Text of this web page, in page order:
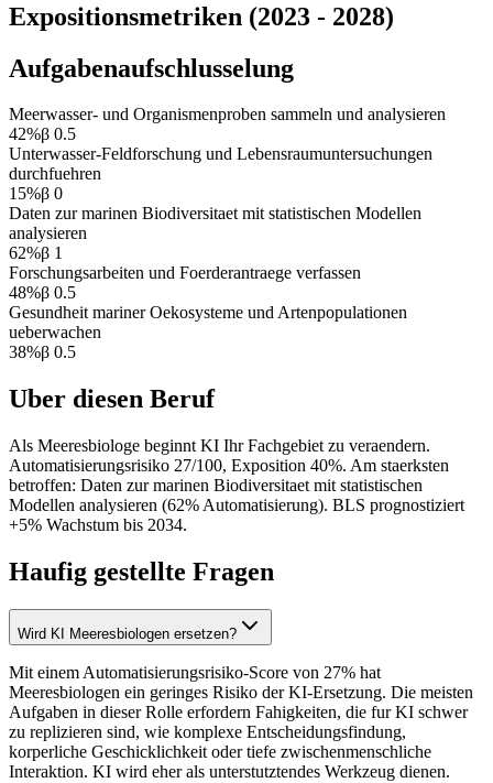
Expositionsmetriken (2023 - 2028)
Aufgabenaufschlusselung
Meerwasser- und Organismenproben sammeln und analysieren
42%β 0.5
Unterwasser-Feldforschung und Lebensraumuntersuchungen
durchfuehren
15%β 0
Daten zur marinen Biodiversitaet mit statistischen Modellen
analysieren
62%β 1
Forschungsarbeiten und Foerderantraege verfassen
48%β 0.5
Gesundheit mariner Oekosysteme und Artenpopulationen
ueberwachen
38%β 0.5
Uber diesen Beruf
Als Meeresbiologe beginnt KI Ihr Fachgebiet zu veraendern.
Automatisierungsrisiko 27/100, Exposition 40%. Am staerksten
betroffen: Daten zur marinen Biodiversitaet mit statistischen
Modellen analysieren (62% Automatisierung). BLS prognostiziert
+5% Wachstum bis 2034.
Haufig gestellte Fragen
Wird KI Meeresbiologen ersetzen?
Mit einem Automatisierungsrisiko-Score von 27% hat
Meeresbiologen ein geringes Risiko der KI-Ersetzung. Die meisten
Aufgaben in dieser Rolle erfordern Fahigkeiten, die fur KI schwer
zu replizieren sind, wie komplexe Entscheidungsfindung,
korperliche Geschicklichkeit oder tiefe zwischenmenschliche
Interaktion. KI wird eher als unterstutztendes Werkzeug dienen.